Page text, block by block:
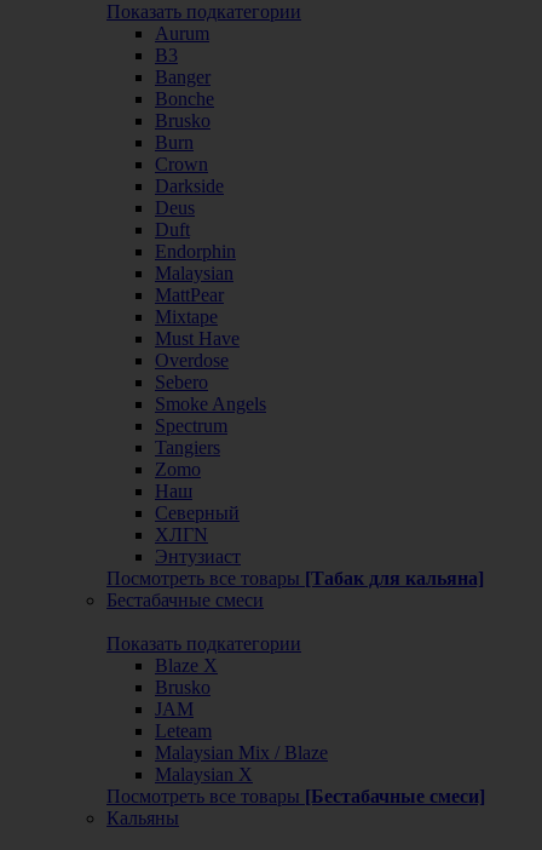
Показать подкатегории
Aurum
B3
Banger
Bonche
Brusko
Burn
Crown
Darkside
Deus
Duft
Endorphin
Malaysian
MattPear
Mixtape
Must Have
Overdose
Sebero
Smoke Angels
Spectrum
Tangiers
Zomo
Наш
Северный
ХЛГN
Энтузиаст
Посмотреть все товары [Табак для кальяна]
Бестабачные смеси
Показать подкатегории
Blaze X
Brusko
JAM
Leteam
Malaysian Mix / Blaze
Malaysian X
Посмотреть все товары [Бестабачные смеси]
Кальяны